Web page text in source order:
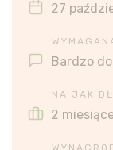
27
Bardzo
NA JAK
2